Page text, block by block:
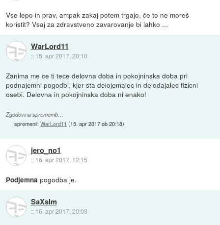
Vse lepo in prav, ampak zakaj potem trgajo, če to ne moreš
koristit? Vsaj za zdravstveno zavarovanje bi lahko ...
WarLord11
:: 15. apr 2017, 20:10
Zanima me ce ti tece delovna doba in pokojninska doba pri
podnajemni pogodbi, kjer sta delojemalec in delodajalec fizicni
osebi. Delovna in pokojninska doba ni enako!
Zgodovina sprememb…
spremenil:WarLord11 (15. apr 2017 ob 20:18)
jero_no1
:: 16. apr 2017, 12:15
Podjemna pogodba je.
SaXsIm
:: 16. apr 2017, 20:03